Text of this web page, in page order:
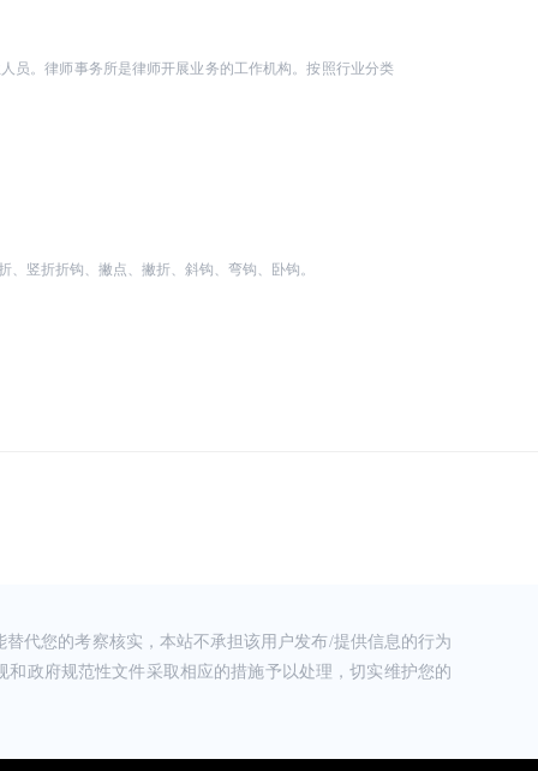
员。律师事务所是律师开展业务的工作机构。按照行业分类
竖折折钩、撇点、撇折、斜钩、弯钩、卧钩。
代您的考察核实，本站不承担该用户发布/提供信息的行为
政府规范性文件采取相应的措施予以处理，切实维护您的